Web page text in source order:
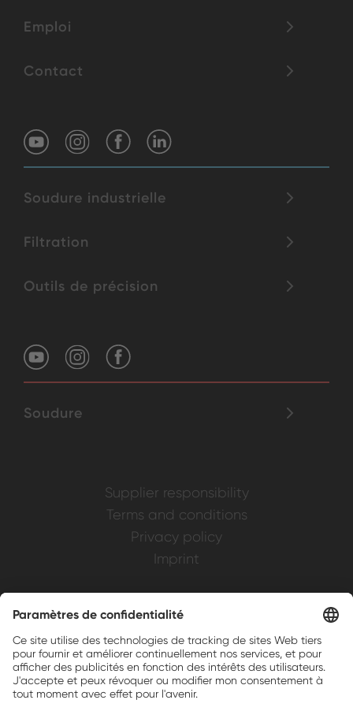
Emploi
Contact
Soudure industrielle
Filtration
Outils de précision
Soudure
Supplier responsibility
Terms and conditions
Privacy policy
Imprint
Brands, Inc.
Companion brands: